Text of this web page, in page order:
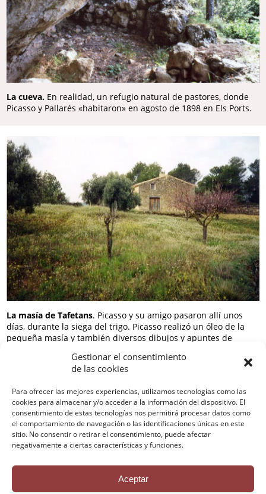
Gestionar el consentimiento
de las cookies
Para ofrecer las mejores experiencias, utilizamos tecnologías como las
cookies para almacenar y/o acceder a la información del dispositivo. El
consentimiento de estas tecnologías nos permitirá procesar datos como
el comportamiento de navegación o las identificaciones únicas en este
sitio. No consentir o retirar el consentimiento, puede afectar
negativamente a ciertas características y funciones.
Aceptar
La cueva. En realidad, un refugio natural de pastores, donde
Picasso y Pallarés «habitaron» en agosto de 1898 en Els Ports.
La masía de Tafetans. Picasso y su amigo pasaron allí unos
días, durante la siega del trigo. Picasso realizó un óleo de la
pequeña masía y también diversos dibujos y apuntes de
Contactar
Política de privacidad
Avisos Legales
Política de cookies
Créditos